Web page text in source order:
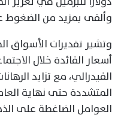
وألقى بمزيد من الضغوط
وتشير تقديرات الأسواق
أسعار الفائدة خلال
الفيدرالي، مع تزايد
المتشددة حتى نهاية
العوامل الضاغطة على